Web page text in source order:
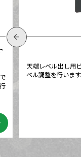
天端レベル出し用
ベル調整を行います
arrow_back